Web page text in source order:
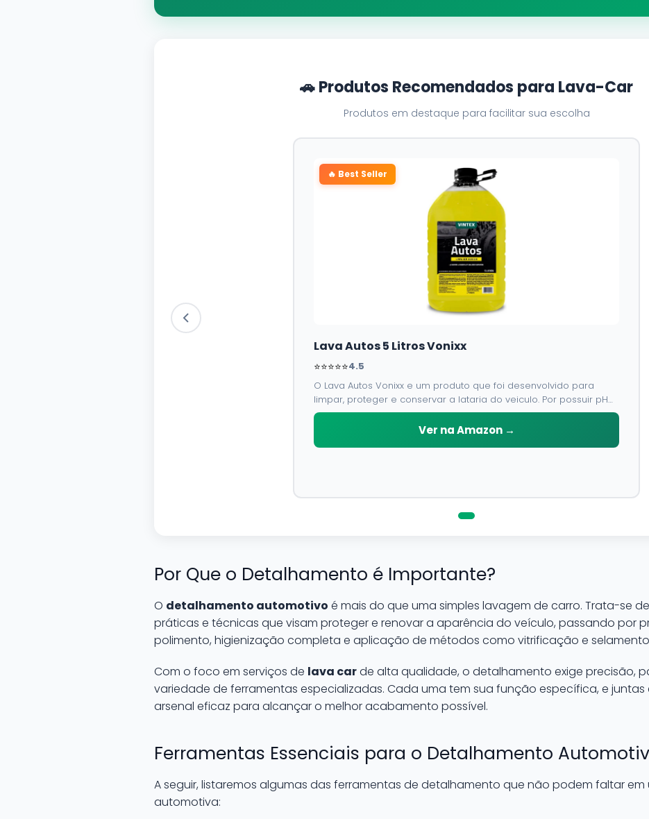
🚗 Produtos Recomendados para Lava-Car
Produtos em destaque para facilitar sua escolha
🔥 Best Seller
Lava Autos 5 Litros Vonixx
⭐⭐⭐⭐⭐4.5
O Lava Autos Vonixx e um produto que foi desenvolvido para
limpar, proteger e conservar a lataria do veiculo. Por possuir pH
neutro, pode ser aplicado em qualquer superficie sem correr o
Ver na Amazon →
Por Que o Detalhamento é Importante?
O detalhamento automotivo é mais do que uma simples lavagem de carro. Trata-se
práticas e técnicas que visam proteger e renovar a aparência do veículo, passando por
polimento, higienização completa e aplicação de métodos como vitrificação e
Com o foco em serviços de lava carde alta qualidade, o detalhamento exige precisão,
variedade de ferramentas especializadas. Cada uma tem sua função específica, e
arsenal eficaz para alcançar o melhor acabamento possível.
Ferramentas Essenciais para o Detalhamento
A seguir, listaremos algumas das ferramentas de detalhamento que não podem faltar
automotiva: